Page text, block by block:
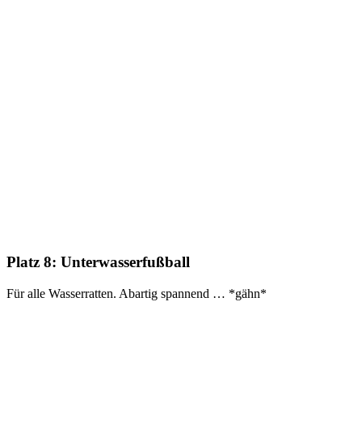
Platz 8: Unterwasserfußball
Für alle Wasserratten. Abartig spannend … *gähn*